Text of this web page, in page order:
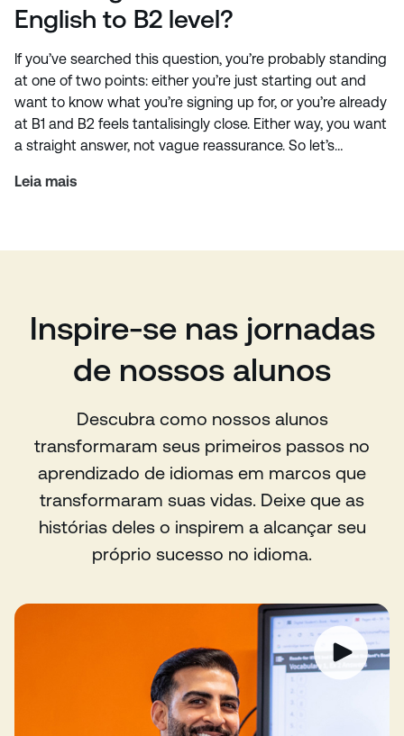
English to B2 level?
If you’ve searched this question, you’re probably standing
at one of two points: either you’re just starting out and
want to know what you’re signing up for, or you’re already
at B1 and B2 feels tantalisingly close. Either way, you want
a straight answer, not vague reassurance. So let’s…
Leia mais
Inspire-se nas jornadas
de nossos alunos
Descubra como nossos alunos
transformaram seus primeiros passos no
aprendizado de idiomas em marcos que
transformaram suas vidas. Deixe que as
histórias deles o inspirem a alcançar seu
próprio sucesso no idioma.